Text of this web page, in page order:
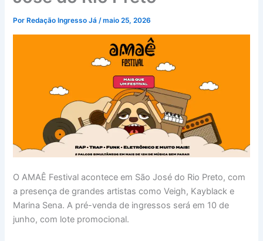
Por Redação Ingresso Já/maio 25, 2026
O AMAÊ Festival acontece em São José do Rio Preto, com
a presença de grandes artistas como Veigh, Kayblack e
Marina Sena. A pré-venda de ingressos será em 10 de
junho, com lote promocional.